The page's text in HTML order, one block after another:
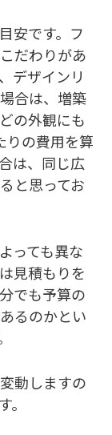
安です。フ
だわりがあ
デザインリ
合は、増築
の外観にも
りの費用を算
は、同じ広
と思ってお
っても異な
見積もりを
でも予算の
るのかとい
動しますの